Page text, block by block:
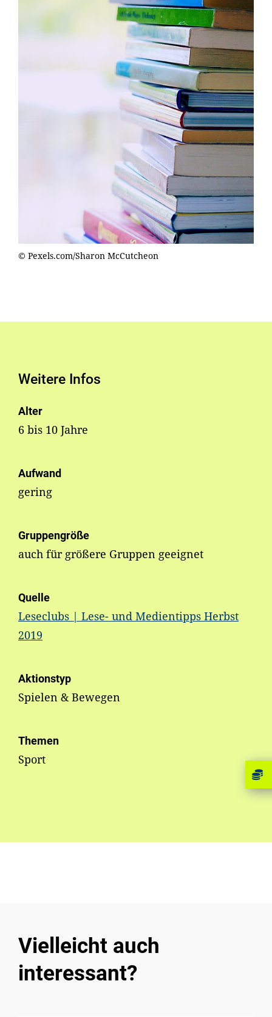
© Pexels.com/Sharon McCutcheon
Weitere Infos
Alter
6 bis 10 Jahre
Aufwand
gering
Gruppengröße
auch für größere Gruppen geeignet
Quelle
Leseclubs | Lese- und Medientipps Herbst
2019
Aktionstyp
Spielen & Bewegen
Themen
Sport
Vielleicht auch
interessant?